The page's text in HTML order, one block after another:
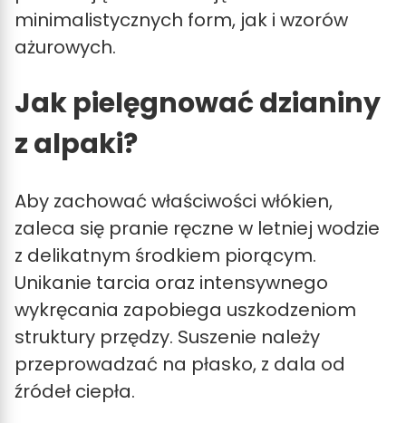
minimalistycznych form, jak i wzorów
ażurowych.
Jak pielęgnować dzianiny
z alpaki?
Aby zachować właściwości włókien,
zaleca się pranie ręczne w letniej wodzie
z delikatnym środkiem piorącym.
Unikanie tarcia oraz intensywnego
wykręcania zapobiega uszkodzeniom
struktury przędzy. Suszenie należy
przeprowadzać na płasko, z dala od
źródeł ciepła.